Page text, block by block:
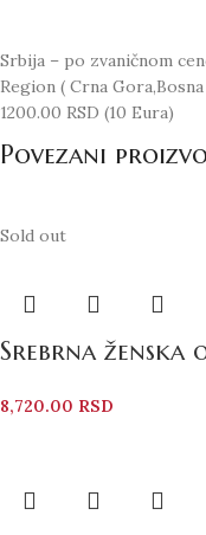
Srbija – po zvaničnom
Region ( Crna
1200.00 RSD (10 Eura)
Povezani
Sold out
Srebrna ženska
8,720.00 RSD